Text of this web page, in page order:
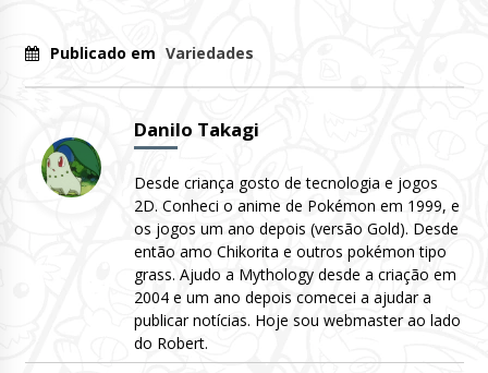
Publicado em Variedades
Danilo Takagi
Desde criança gosto de tecnologia e jogos
2D. Conheci o anime de Pokémon em 1999, e
os jogos um ano depois (versão Gold). Desde
então amo Chikorita e outros pokémon tipo
grass. Ajudo a Mythology desde a criação em
2004 e um ano depois comecei a ajudar a
publicar notícias. Hoje sou webmaster ao lado
do Robert.